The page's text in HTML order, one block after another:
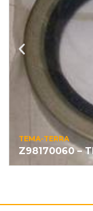
TEMA-TERRA
Z98170060 –